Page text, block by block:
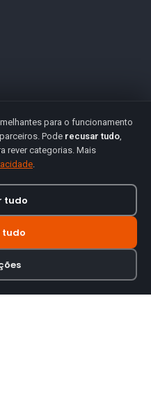
para o funcionamento
Pode recusar tudo,
rever categorias. Mais
.
tudo
tudo